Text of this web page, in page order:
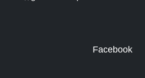
Facebook